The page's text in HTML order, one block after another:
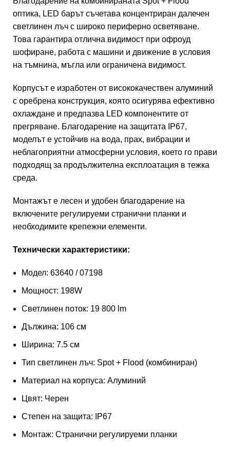
оптика, LED барът съчетава концентриран далечен
светлинен лъч с широко периферно осветяване.
Това гарантира отлична видимост при офроуд
шофиране, работа с машини и движение в условия
на тъмнина, мъгла или ограничена видимост.
Корпусът е изработен от висококачествен алуминий
с оребрена конструкция, която осигурява ефективно
охлаждане и предпазва LED компонентите от
прегряване. Благодарение на защитата IP67,
моделът е устойчив на вода, прах, вибрации и
неблагоприятни атмосферни условия, което го прави
подходящ за продължителна експлоатация в тежка
среда.
Монтажът е лесен и удобен благодарение на
включените регулируеми странични планки и
необходимите крепежни елементи.
Технически характеристики:
Модел: 63640 / 07198
Мощност: 198W
Светлинен поток: 19 800 lm
Дължина: 106 см
Ширина: 7.5 см
Тип светлинен лъч: Spot + Flood (комбиниран)
Материал на корпуса: Алуминий
Цвят: Черен
Степен на защита: IP67
Монтаж: Странични регулируеми планки